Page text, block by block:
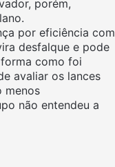
porém,
por eficiência com
desfalque e pode
como foi
avaliar os lances
menos
não entendeu a